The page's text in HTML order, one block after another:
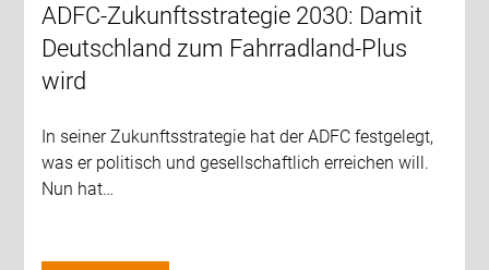
ADFC-Zukunftsstrategie 2030: Damit
Deutschland zum Fahrradland-Plus
wird
In seiner Zukunftsstrategie hat der ADFC festgelegt,
was er politisch und gesellschaftlich erreichen will.
Nun hat…